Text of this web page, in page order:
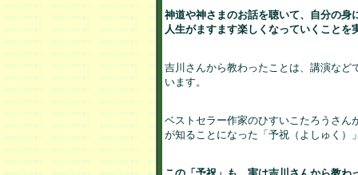
神道や神さまのお話を聴いて、自分の身
人生がますます楽しくなっていくことを
吉川さんから教わったことは、講演など
います。
ベストセラー作家のひすいこたろうさん
が知ることになった「予祝（よしゅく）